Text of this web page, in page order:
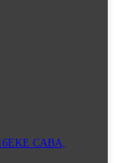
CABA,